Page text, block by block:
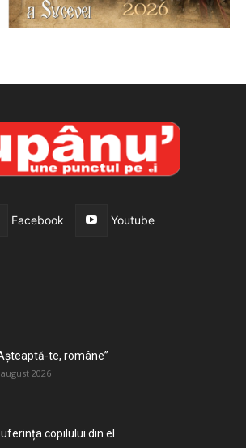
Facebook Youtube
te, române”
2026
copilului din el